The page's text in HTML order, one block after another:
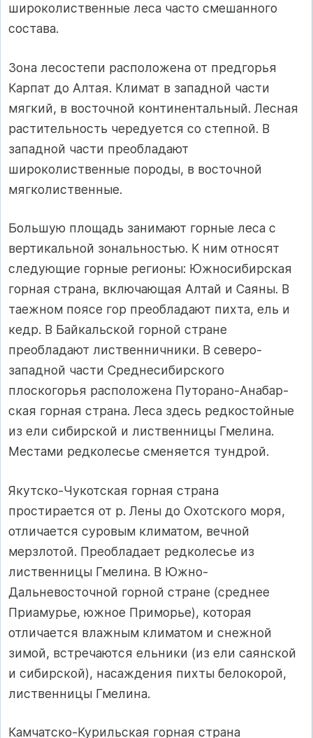
широколиственные леса часто смешанного
состава.
Зона лесостепи расположена от предгорья
Карпат до Алтая. Климат в западной части
мягкий, в восточной континентальный. Лесная
растительность чередуется со степной. В
западной части преобладают
широколиственные породы, в восточной
мягколиственные.
Большую площадь занимают горные леса с
вертикальной зональностью. К ним относят
следующие горные регионы: Южносибирская
горная страна, включающая Алтай и Саяны. В
таежном поясе гор преобладают пихта, ель и
кедр. В Байкальской горной стране
преобладают лиственничники. В северо-
западной части Среднесибирского
плоскогорья расположена Путорано-Анабар-
ская горная страна. Леса здесь редкостойные
из ели сибирской и лиственницы Гмелина.
Местами редколесье сменяется тундрой.
Якутско-Чукотская горная страна
простирается от р. Лены до Охотского моря,
отличается суровым климатом, вечной
мерзлотой. Преобладает редколесье из
лиственницы Гмелина. В Южно-
Дальневосточной горной стране (среднее
Приамурье, южное Приморье), которая
отличается влажным климатом и снежной
зимой, встречаются ельники (из ели саянской
и сибирской), насаждения пихты белокорой,
лиственницы Гмелина.
Камчатско-Курильская горная страна